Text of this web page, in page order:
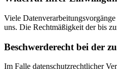
Viele
uns. Die Rechtmäßigkeit der bis
Beschwerderecht bei der
Im Falle datenschutzrechtlicher